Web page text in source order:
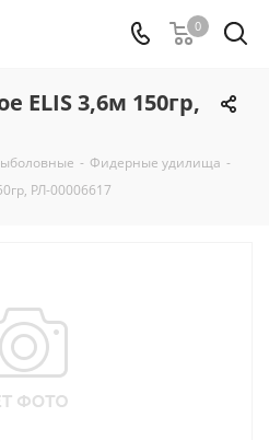
0
ELIS 3,6м 150гр,
- Фидерные удилища -
РЛ-00006617